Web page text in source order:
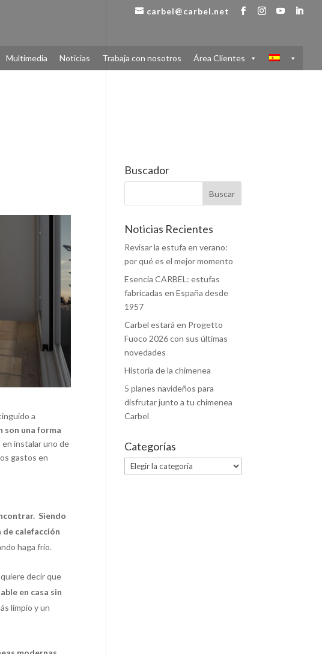
carbel@carbel.net
Multimedia Noticias Trabaja con nosotros Área Clientes
a
son una forma
en instalar uno de
gastos en
Siendo
calefacción
haga frío.
decir que
en casa sin
limpio y un
Buscador
Noticias Recientes
Revisar la estufa en verano:
por qué es el mejor momento
Esencia CARBEL: estufas
fabricadas en España desde
1957
Carbel estará en Progetto
Fuoco 2026 con sus últimas
novedades
Historia de la chimenea
5 planes navideños para
disfrutar junto a tu chimenea
Carbel
Categorías
Categorías